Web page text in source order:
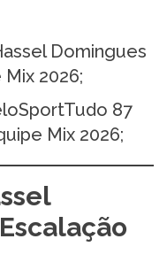
Domingues
2026;
87
Mix 2026;